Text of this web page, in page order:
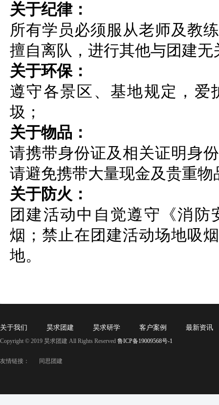
关于纪律：
所有学员必须服从老师及教
擅自离队，进行其他与团建无
关于环保：
遵守各景区、基地规定，爱
圾；
关于物品：
请携带身份证及相关证明身
请避免携带大量现金及贵重物
关于防火：
团建活动中自觉遵守《消
烟；禁止在团建活动场地吸
地。
关于我们 昊求团建 昊求研学 客户案例 最新资讯
Copyright © 2019 昊求团建 All Rights Reserved 鲁ICP备19009568号-1
友情链接： 同思团建